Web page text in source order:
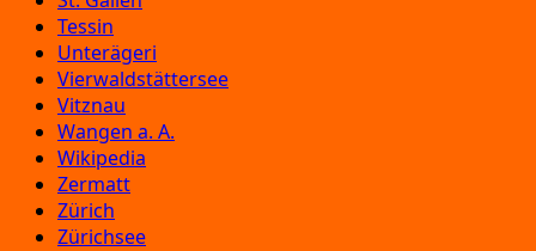
Tessin
Unterägeri
Vierwaldstättersee
Vitznau
Wangen a. A.
Wikipedia
Zermatt
Zürich
Zürichsee